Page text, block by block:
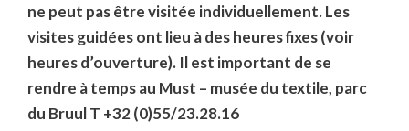
ne peut pas être visitée individuellement. Les
visites guidées ont lieu à des heures fixes (voir
heures d’ouverture). Il est important de se
rendre à temps au Must – musée du textile, parc
du Bruul T +32 (0)55/23.28.16